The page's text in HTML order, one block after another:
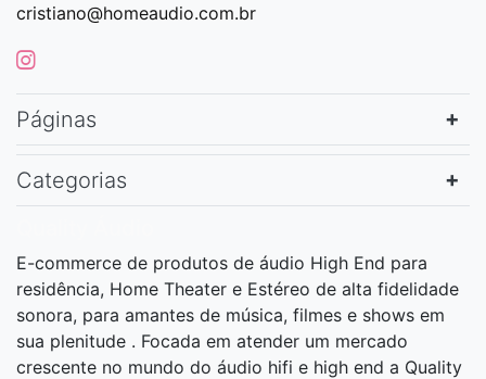
cristiano@homeaudio.com.br
Páginas
Categorias
E-commerce de produtos de áudio High End para
residência, Home Theater e Estéreo de alta fidelidade
sonora, para amantes de música, filmes e shows em
sua plenitude . Focada em atender um mercado
crescente no mundo do áudio hifi e high end a Quality